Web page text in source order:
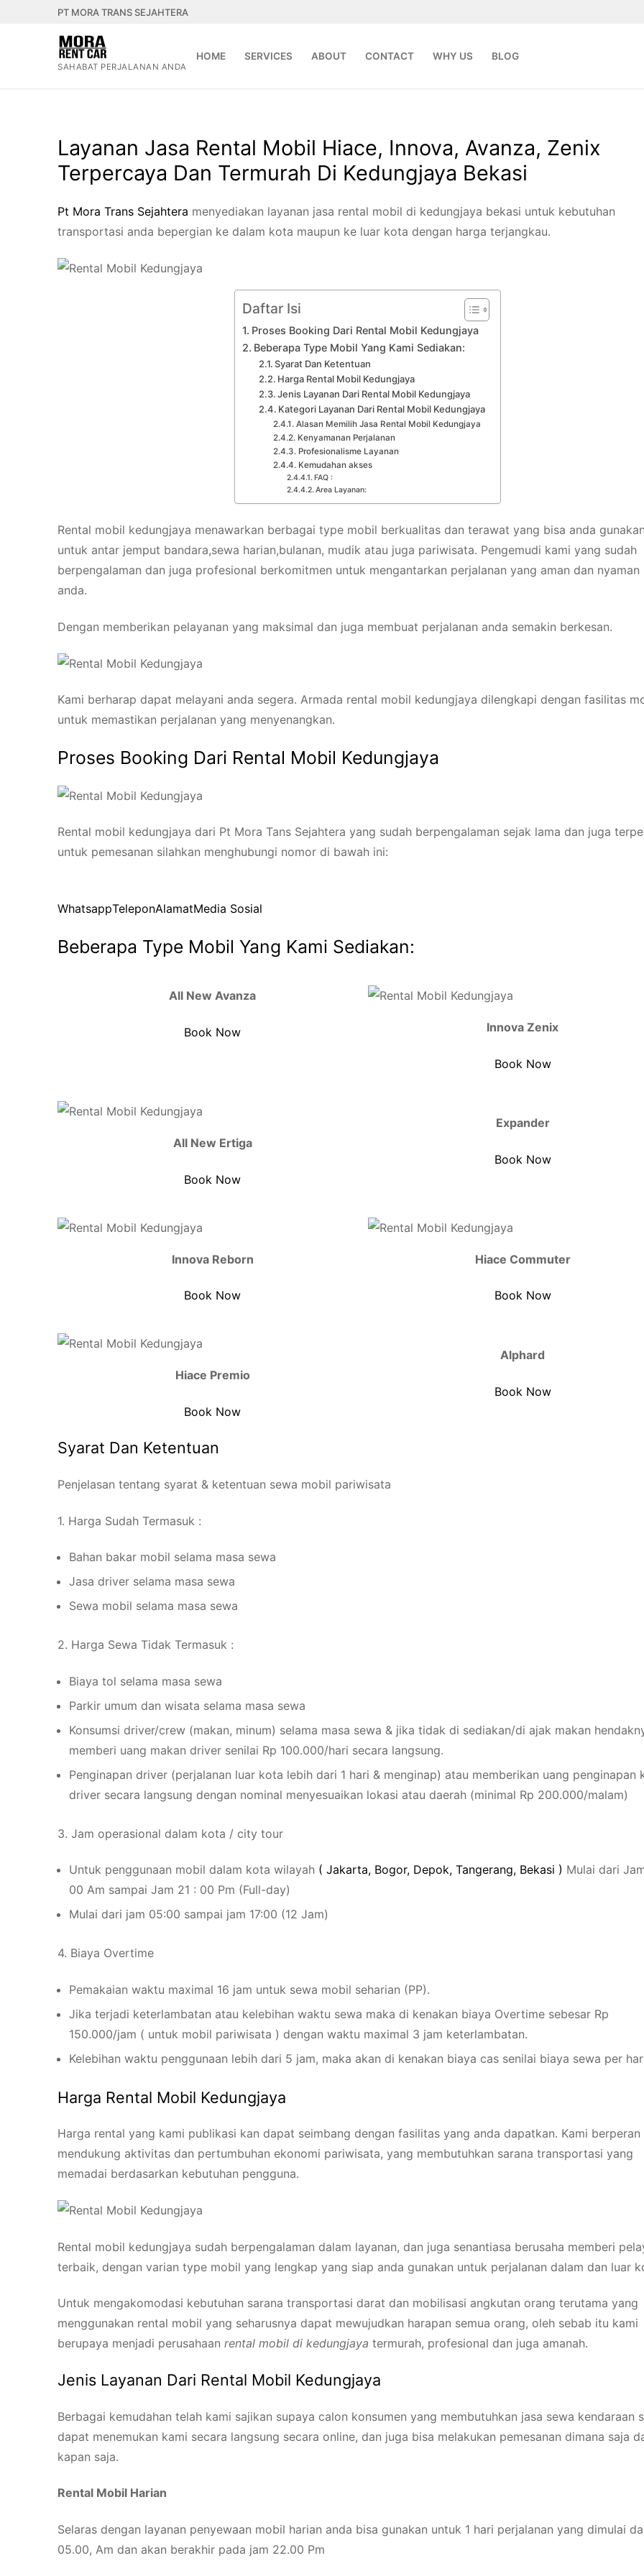
PT MORA TRANS SEJAHTERA
SAHABAT PERJALANAN ANDA
HOME SERVICES ABOUT CONTACT WHY US BLOG
Layanan Jasa Rental Mobil Hiace, Innova, Avanza, Zenix
Terpercaya Dan Termurah Di Kedungjaya Bekasi
Pt Mora Trans Sejahtera menyediakan layanan jasa rental mobil di kedungjaya bekasi untuk kebutuhan
transportasi anda bepergian ke dalam kota maupun ke luar kota dengan harga terjangkau.
Daftar Isi
Proses Booking Dari Rental Mobil Kedungjaya
Beberapa Type Mobil Yang Kami Sediakan:
Syarat Dan Ketentuan
Harga Rental Mobil Kedungjaya
Jenis Layanan Dari Rental Mobil Kedungjaya
Kategori Layanan Dari Rental Mobil Kedungjaya
Alasan Memilih Jasa Rental Mobil Kedungjaya
Kenyamanan Perjalanan
Profesionalisme Layanan
Kemudahan akses
FAQ :
Area Layanan:
Rental mobil kedungjaya menawarkan berbagai type mobil berkualitas dan terawat yang bisa anda gunakan
untuk antar jemput bandara,sewa harian,bulanan, mudik atau juga pariwisata. Pengemudi kami yang sudah
berpengalaman dan juga profesional berkomitmen untuk mengantarkan perjalanan yang aman dan nyaman
anda.
Dengan memberikan pelayanan yang maksimal dan juga membuat perjalanan anda semakin berkesan.
Kami berharap dapat melayani anda segera. Armada rental mobil kedungjaya dilengkapi dengan fasilitas
untuk memastikan perjalanan yang menyenangkan.
Proses Booking Dari Rental Mobil Kedungjaya
Rental mobil kedungjaya dari Pt Mora Tans Sejahtera yang sudah berpengalaman sejak lama dan juga
untuk pemesanan silahkan menghubungi nomor di bawah ini:
WhatsappTeleponAlamatMedia Sosial
Beberapa Type Mobil Yang Kami Sediakan:
All New Avanza
Book Now Innova Zenix
Book Now
All New Ertiga
Book Now
Expander
Book Now
Innova Reborn
Book Now
Hiace Commuter
Book Now
Hiace Premio
Book Now
Alphard
Book Now
Syarat Dan Ketentuan
Penjelasan tentang syarat & ketentuan sewa mobil pariwisata
1. Harga Sudah Termasuk :
Bahan bakar mobil selama masa sewa
Jasa driver selama masa sewa
Sewa mobil selama masa sewa
2. Harga Sewa Tidak Termasuk :
Biaya tol selama masa sewa
Parkir umum dan wisata selama masa sewa
Konsumsi driver/crew (makan, minum) selama masa sewa & jika tidak di sediakan/di ajak makan
memberi uang makan driver senilai Rp 100.000/hari secara langsung.
Penginapan driver (perjalanan luar kota lebih dari 1 hari & menginap) atau memberikan uang penginapan
driver secara langsung dengan nominal menyesuaikan lokasi atau daerah (minimal Rp 200.000/malam)
3. Jam operasional dalam kota / city tour
Untuk penggunaan mobil dalam kota wilayah ( Jakarta, Bogor, Depok, Tangerang, Bekasi ) Mulai dari
00 Am sampai Jam 21 : 00 Pm (Full-day)
Mulai dari jam 05:00 sampai jam 17:00 (12 Jam)
4. Biaya Overtime
Pemakaian waktu maximal 16 jam untuk sewa mobil seharian (PP).
Jika terjadi keterlambatan atau kelebihan waktu sewa maka di kenakan biaya Overtime sebesar Rp
150.000/jam ( untuk mobil pariwisata ) dengan waktu maximal 3 jam keterlambatan.
Kelebihan waktu penggunaan lebih dari 5 jam, maka akan di kenakan biaya cas senilai biaya sewa per
Harga Rental Mobil Kedungjaya
Harga rental yang kami publikasi kan dapat seimbang dengan fasilitas yang anda dapatkan. Kami berperan
mendukung aktivitas dan pertumbuhan ekonomi pariwisata, yang membutuhkan sarana transportasi yang
memadai berdasarkan kebutuhan pengguna.
Rental mobil kedungjaya sudah berpengalaman dalam layanan, dan juga senantiasa berusaha memberi
terbaik, dengan varian type mobil yang lengkap yang siap anda gunakan untuk perjalanan dalam dan luar
Untuk mengakomodasi kebutuhan sarana transportasi darat dan mobilisasi angkutan orang terutama yang
menggunakan rental mobil yang seharusnya dapat mewujudkan harapan semua orang, oleh sebab itu kami
berupaya menjadi perusahaan rental mobil di kedungjaya termurah, profesional dan juga amanah.
Jenis Layanan Dari Rental Mobil Kedungjaya
Berbagai kemudahan telah kami sajikan supaya calon konsumen yang membutuhkan jasa sewa kendaraan
dapat menemukan kami secara langsung secara online, dan juga bisa melakukan pemesanan dimana saja
kapan saja.
Rental Mobil Harian
Selaras dengan layanan penyewaan mobil harian anda bisa gunakan untuk 1 hari perjalanan yang dimulai
05.00, Am dan akan berakhir pada jam 22.00 Pm